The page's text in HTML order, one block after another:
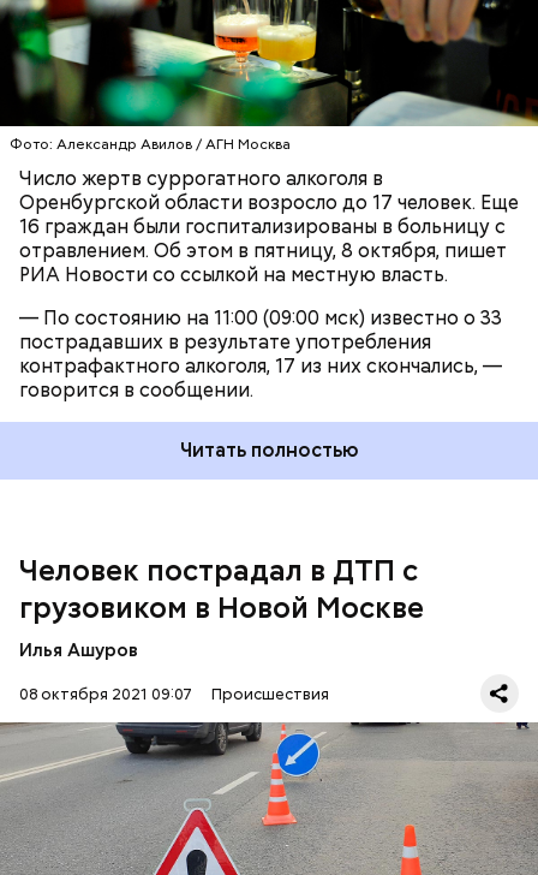
Фото: Александр Авилов / АГН Москва
Число жертв суррогатного алкоголя в
Оренбургской области возросло до 17 человек. Еще
16 граждан были госпитализированы в больницу с
отравлением. Об этом в пятницу, 8 октября, пишет
РИА Новости со ссылкой на местную власть.
— По состоянию на 11:00 (09:00 мск) известно о 33
пострадавших в результате употребления
контрафактного алкоголя, 17 из них скончались, —
говорится в сообщении.
смертельной дозы.
Читать полностью
Человек пострадал в ДТП с
грузовиком в Новой Москве
Илья Ашуров
08 октября 2021 09:07 Происшествия
По словам собеседника «ВМ», рядом с домом 48а в
деревне Марушкино столкнулись грузовик и
легковой автомобиль. Пострадал водитель
легковушки, его госпитализировали.
— Перекрыта единственная полоса движения в
сторону Москвы, — заключил источник.